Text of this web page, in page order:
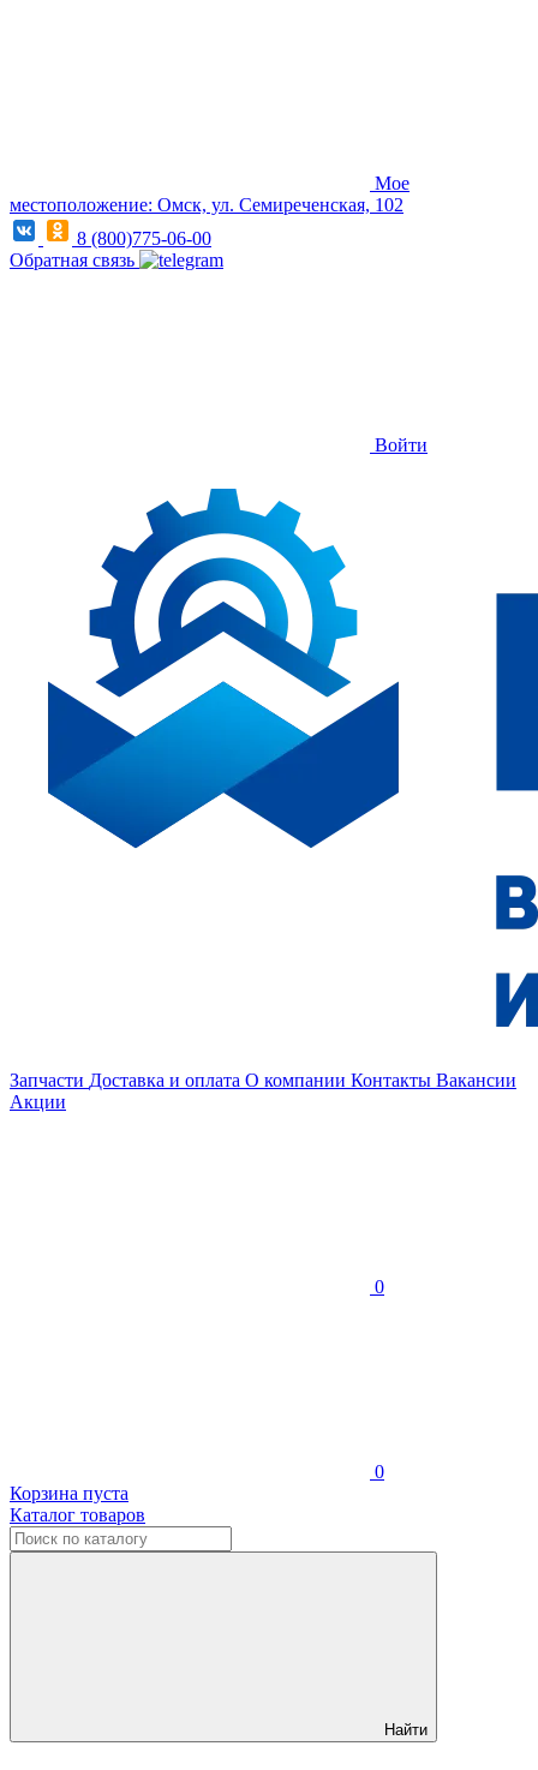
Мое
местоположение: Омск, ул. Семиреченская, 102
8 (800)775-06-00
Обратная связь
Войти
Запчасти Доставка и оплата О компании Контакты Вакансии
Акции
0
0
Корзина пуста
Каталог товаров
Найти